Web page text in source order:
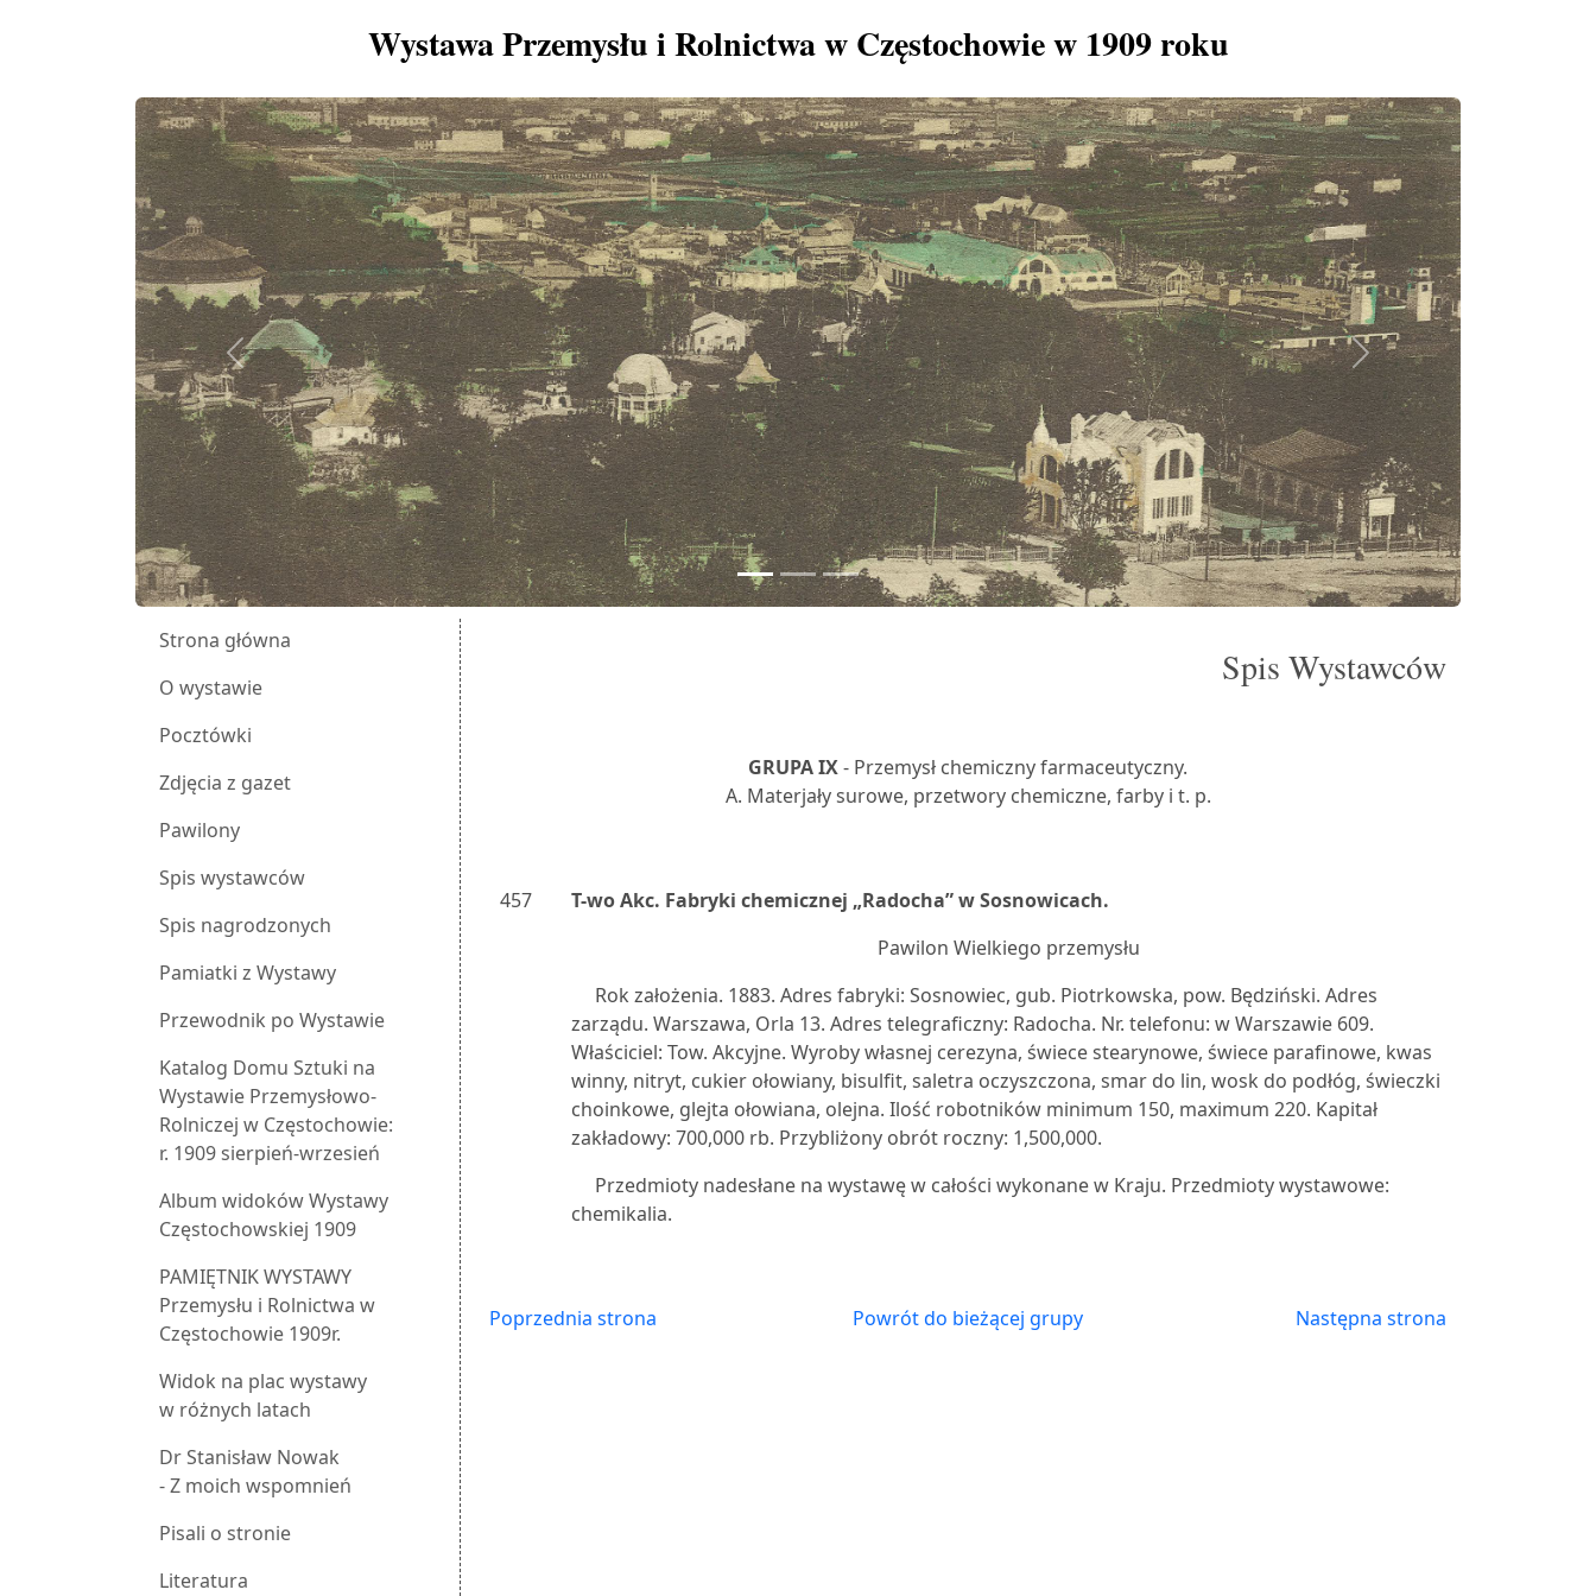
Wystawa Przemysłu i Rolnictwa w Częstochowie w 1909 roku
Previous Next
Strona główna
O wystawie
Pocztówki
Zdjęcia z gazet
Pawilony
Spis wystawców
Spis nagrodzonych
Pamiatki z Wystawy
Przewodnik po Wystawie
Katalog Domu Sztuki na
Wystawie Przemysłowo-
Rolniczej w Częstochowie:
r. 1909 sierpień-wrzesień
Album widoków Wystawy
Częstochowskiej 1909
PAMIĘTNIK WYSTAWY
Przemysłu i Rolnictwa w
Częstochowie 1909r.
Widok na plac wystawy
w różnych latach
Dr Stanisław Nowak
- Z moich wspomnień
Pisali o stronie
Literatura
Spis Wystawców
GRUPA IX- Przemysł chemiczny farmaceutyczny.
A. Materjały surowe, przetwory chemiczne, farby i t. p.
457
T-wo Akc. Fabryki chemicznej „Radocha” w Sosnowicach.
Pawilon Wielkiego przemysłu
Rok założenia. 1883. Adres fabryki: Sosnowiec, gub. Piotrkowska, pow. Będziński. Adres
zarządu. Warszawa, Orla 13. Adres telegraficzny: Radocha. Nr. telefonu: w Warszawie 609.
Właściciel: Tow. Akcyjne. Wyroby własnej cerezyna, świece stearynowe, świece parafinowe, kwas
winny, nitryt, cukier ołowiany, bisulfit, saletra oczyszczona, smar do lin, wosk do podłóg, świeczki
choinkowe, glejta ołowiana, olejna. Ilość robotników minimum 150, maximum 220. Kapitał
zakładowy: 700,000 rb. Przybliżony obrót roczny: 1,500,000.
Przedmioty nadesłane na wystawę w całości wykonane w Kraju. Przedmioty wystawowe:
chemikalia.
Poprzednia strona Powrót do bieżącej grupy Następna strona